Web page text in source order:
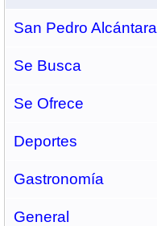
San Pedro Alcántara
Se Busca
Se Ofrece
Deportes
Gastronomí­a
General